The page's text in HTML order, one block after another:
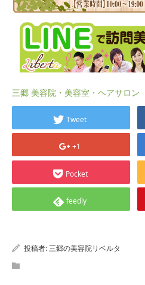
三郷 美容院・美容室・ヘアサロン
Tweet
+1
Pocket
feedly
投稿者:三郷の美容院リベルタ